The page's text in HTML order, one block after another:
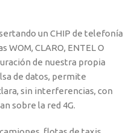
un CHIP de telefonía
WOM, CLARO, ENTEL O
de nuestra propia
de datos, permite
sin interferencias, con
sobre la red 4G.